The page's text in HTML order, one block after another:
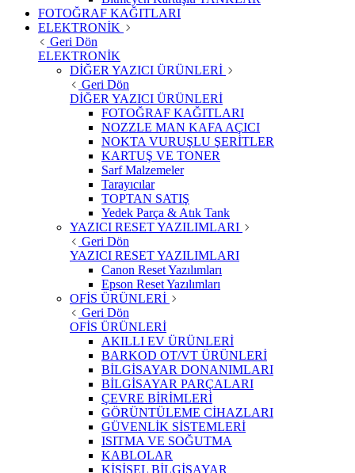
FOTOĞRAF KAĞITLARI
ELEKTRONİK
Geri Dön
ELEKTRONİK
DİĞER YAZICI ÜRÜNLERİ
Geri Dön
DİĞER YAZICI ÜRÜNLERİ
FOTOĞRAF KAĞITLARI
NOZZLE MAN KAFA AÇICI
NOKTA VURUŞLU ŞERİTLER
KARTUŞ VE TONER
Sarf Malzemeler
Tarayıcılar
TOPTAN SATIŞ
Yedek Parça & Atık Tank
YAZICI RESET YAZILIMLARI
Geri Dön
YAZICI RESET YAZILIMLARI
Canon Reset Yazılımları
Epson Reset Yazılımları
OFİS ÜRÜNLERİ
Geri Dön
OFİS ÜRÜNLERİ
AKILLI EV ÜRÜNLERİ
BARKOD OT/VT ÜRÜNLERİ
BİLGİSAYAR DONANIMLARI
BİLGİSAYAR PARÇALARI
ÇEVRE BİRİMLERİ
GÖRÜNTÜLEME CİHAZLARI
GÜVENLİK SİSTEMLERİ
ISITMA VE SOĞUTMA
KABLOLAR
KİŞİSEL BİLGİSAYAR